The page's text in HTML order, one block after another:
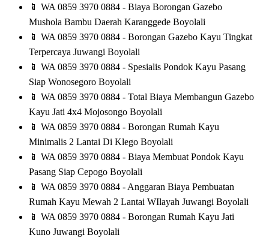
📱 WA 0859 3970 0884 - Biaya Borongan Gazebo
Mushola Bambu Daerah Karanggede Boyolali
📱 WA 0859 3970 0884 - Borongan Gazebo Kayu Tingkat
Terpercaya Juwangi Boyolali
📱 WA 0859 3970 0884 - Spesialis Pondok Kayu Pasang
Siap Wonosegoro Boyolali
📱 WA 0859 3970 0884 - Total Biaya Membangun Gazebo
Kayu Jati 4x4 Mojosongo Boyolali
📱 WA 0859 3970 0884 - Borongan Rumah Kayu
Minimalis 2 Lantai Di Klego Boyolali
📱 WA 0859 3970 0884 - Biaya Membuat Pondok Kayu
Pasang Siap Cepogo Boyolali
📱 WA 0859 3970 0884 - Anggaran Biaya Pembuatan
Rumah Kayu Mewah 2 Lantai WIlayah Juwangi Boyolali
📱 WA 0859 3970 0884 - Borongan Rumah Kayu Jati
Kuno Juwangi Boyolali